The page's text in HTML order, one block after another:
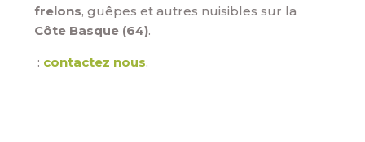
frelons, guêpes et autres nuisibles sur la
Côte Basque (64).
: contactez nous.